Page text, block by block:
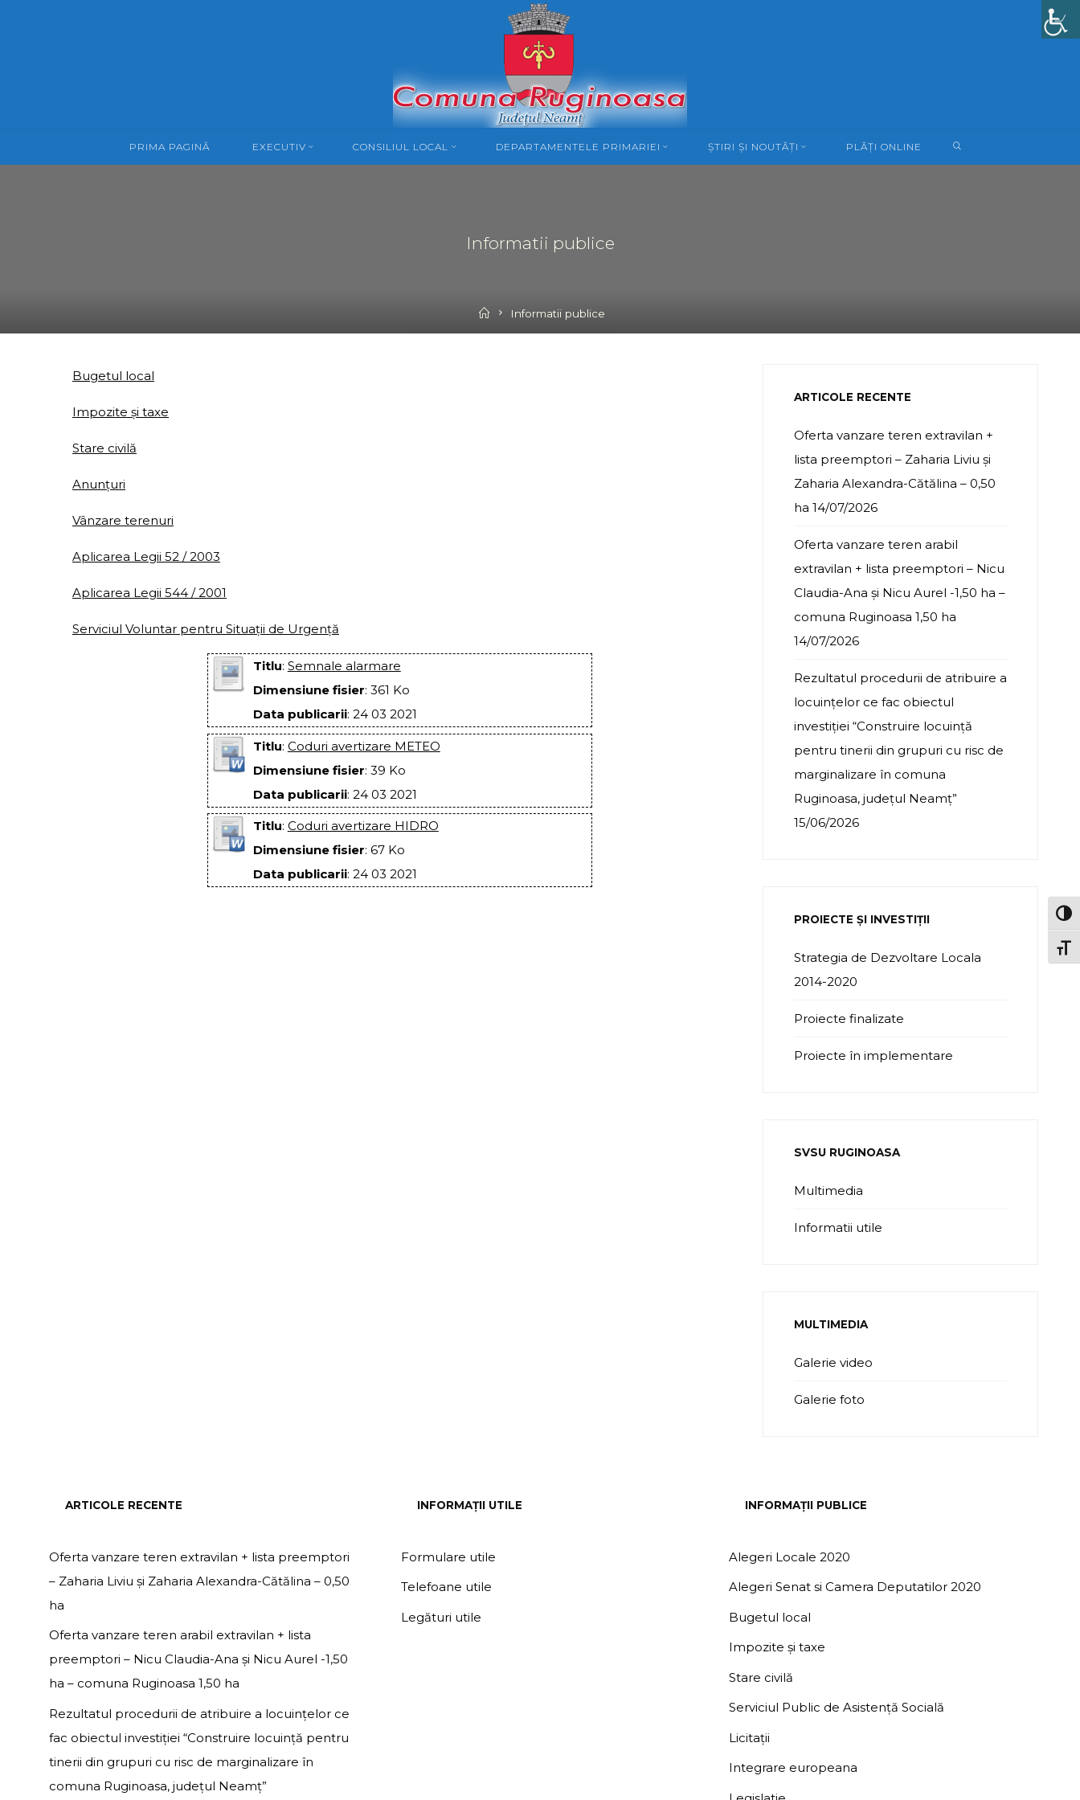
PRIMA PAGINĂ EXECUTIV CONSILIUL LOCAL DEPARTAMENTELE PRIMARIEI ȘTIRI ȘI NOUTĂȚI PLĂȚI ONLINE
Informatii publice
HomeInformatii publice
Bugetul local
Impozite și taxe
Stare civilă
Anunțuri
Vânzare terenuri
Aplicarea Legii 52 / 2003
Aplicarea Legii 544 / 2001
Serviciul Voluntar pentru Situații de Urgență
Titlu: Semnale alarmare
Dimensiune fisier: 361 Ko
Data publicarii: 24 03 2021
Titlu: Coduri avertizare METEO
Dimensiune fisier: 39 Ko
Data publicarii: 24 03 2021
Titlu: Coduri avertizare HIDRO
Dimensiune fisier: 67 Ko
Data publicarii: 24 03 2021
ARTICOLE RECENTE
Oferta vanzare teren extravilan +
lista preemptori – Zaharia Liviu și
Zaharia Alexandra-Cătălina – 0,50
ha 14/07/2026
Oferta vanzare teren arabil
extravilan + lista preemptori – Nicu
Claudia-Ana și Nicu Aurel -1,50 ha –
comuna Ruginoasa 1,50 ha
14/07/2026
Rezultatul procedurii de atribuire a
locuințelor ce fac obiectul
investiției “Construire locuință
pentru tinerii din grupuri cu risc de
marginalizare în comuna
Ruginoasa, județul Neamț”
15/06/2026
PROIECTE ȘI INVESTIȚII
Strategia de Dezvoltare Locala
2014-2020
Proiecte finalizate
Proiecte în implementare
SVSU RUGINOASA
Multimedia
Informatii utile
MULTIMEDIA
Galerie video
Galerie foto
ARTICOLE RECENTE
Oferta vanzare teren extravilan + lista preemptori
– Zaharia Liviu și Zaharia Alexandra-Cătălina – 0,50
ha
Oferta vanzare teren arabil extravilan + lista
preemptori – Nicu Claudia-Ana și Nicu Aurel -1,50
ha – comuna Ruginoasa 1,50 ha
Rezultatul procedurii de atribuire a locuințelor ce
fac obiectul investiției “Construire locuință pentru
tinerii din grupuri cu risc de marginalizare în
comuna Ruginoasa, județul Neamț”
INFORMAȚII UTILE
Formulare utile
Telefoane utile
Legături utile
INFORMAȚII PUBLICE
Alegeri Locale 2020
Alegeri Senat si Camera Deputatilor 2020
Bugetul local
Impozite și taxe
Stare civilă
Serviciul Public de Asistență Socială
Licitații
Integrare europeana